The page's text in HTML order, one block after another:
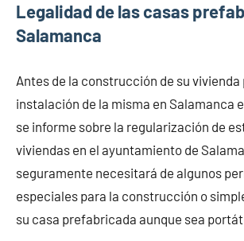
Legalidad de las casas
Salamanca
Antes de la construcción de su
instalación de la misma en Salamanca
se informe sobre la regularización de
viviendas en el ayuntamiento de
seguramente necesitará de algunos
especiales para la construcción o
su casa prefabricada aunque sea